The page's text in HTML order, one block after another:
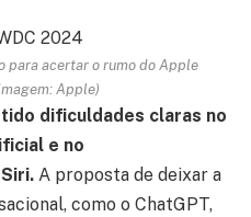
para acertar o rumo do Apple
Apple)
dificuldades claras no
e no
A proposta de deixar a
como o ChatGPT,